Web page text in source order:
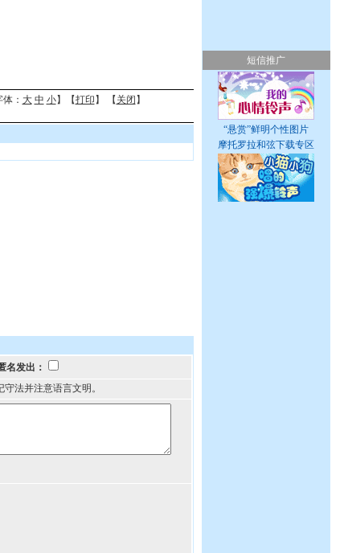
： 大 中 小】【打印 】 【 关闭 】
名发出：
法并注意语言文明。
短信推广
“悬赏”鲜明个性图片
摩托罗拉和弦下载专区